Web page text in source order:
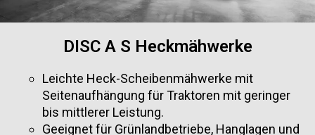
DISC A S Heckmähwerke
Leichte Heck-Scheibenmähwerke mit
Seitenaufhängung für Traktoren mit geringer
bis mittlerer Leistung.
Geeignet für Grünlandbetriebe, Hanglagen und